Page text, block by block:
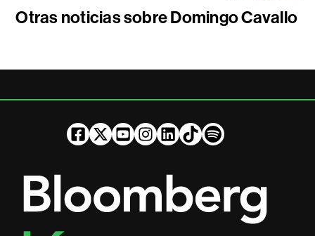
Otras noticias sobre Domingo Cavallo